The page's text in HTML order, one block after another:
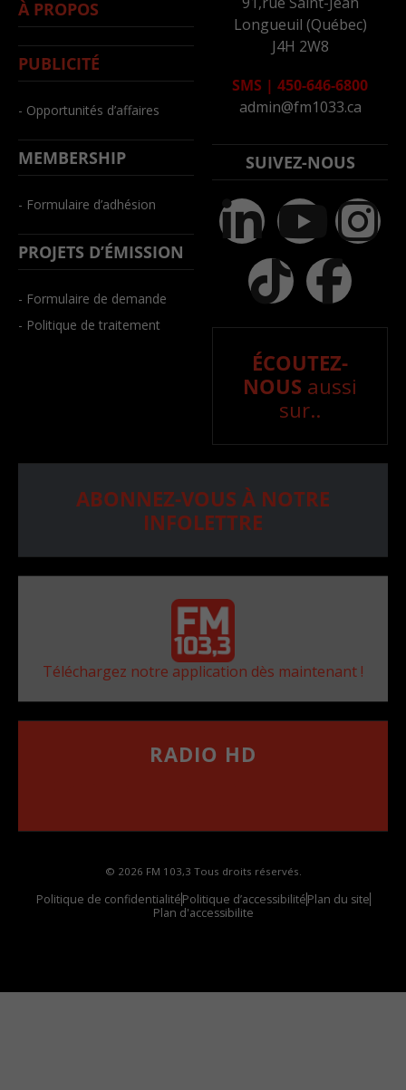
À PROPOS
PUBLICITÉ
- Opportunités d’affaires
MEMBERSHIP
- Formulaire d’adhésion
PROJETS D’ÉMISSION
- Formulaire de demande
- Politique de traitement
Longueuil (Québec)
J4H 2W8
SMS | 450-646-6800
admin@fm1033.ca
SUIVEZ-NOUS
ÉCOUTEZ-
NOUS aussi
sur..
ABONNEZ-VOUS À NOTRE
INFOLETTRE
Téléchargez notre application dès maintenant !
RADIO HD
© 2026 FM 103,3 Tous droits réservés.
Politique de confidentialitéPolitique d’accessibilitéPlan du site
Plan d'accessibilite